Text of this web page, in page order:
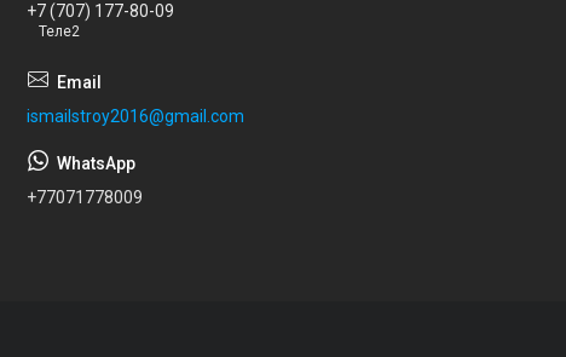
+7 (707) 177-80-09
Теле2
ismailstroy2016@gmail.com
+77071778009